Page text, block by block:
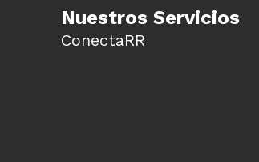
Nuestros Servicios
ConectaRR